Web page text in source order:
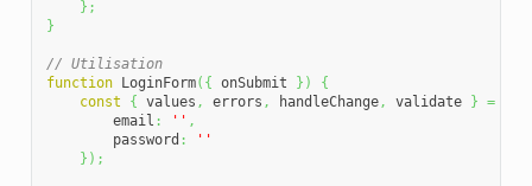
} ;
}
// Utilisation
function LoginForm( { onSubmit } )
{
const
{ values , errors , handleChange, validate } =
        email
: '' ,
        password
:
''
} ) ;